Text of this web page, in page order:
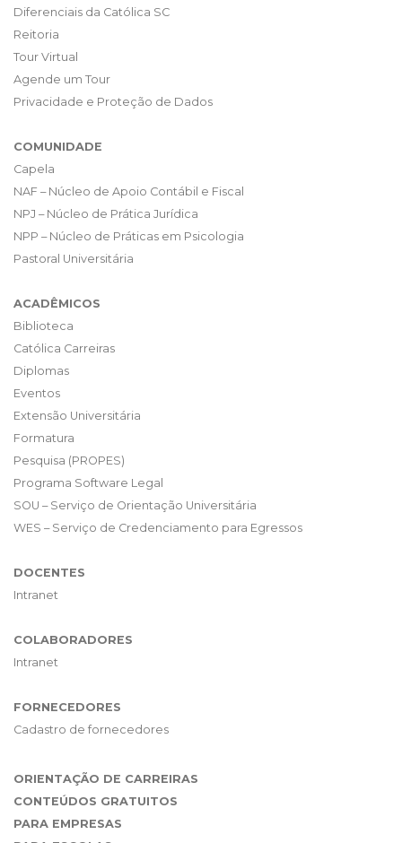
Diferenciais da Católica SC
Reitoria
Tour Virtual
Agende um Tour
Privacidade e Proteção de Dados
COMUNIDADE
Capela
NAF – Núcleo de Apoio Contábil e Fiscal
NPJ – Núcleo de Prática Jurídica
NPP – Núcleo de Práticas em Psicologia
Pastoral Universitária
ACADÊMICOS
Biblioteca
Católica Carreiras
Diplomas
Eventos
Extensão Universitária
Formatura
Pesquisa (PROPES)
Programa Software Legal
SOU – Serviço de Orientação Universitária
WES – Serviço de Credenciamento para Egressos
DOCENTES
Intranet
COLABORADORES
Intranet
FORNECEDORES
Cadastro de fornecedores
ORIENTAÇÃO DE CARREIRAS
CONTEÚDOS GRATUITOS
PARA EMPRESAS